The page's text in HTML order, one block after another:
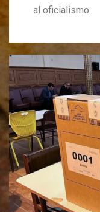
al oficialismo